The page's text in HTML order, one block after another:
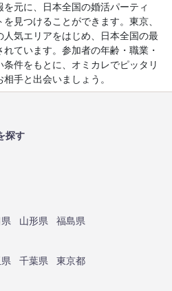
元に、日本全国の婚活パーティ
見つけることができます。東京、
気エリアをはじめ、日本全国の最
ています。参加者の年齢・職業・
件をもとに、オミカレでピッタリ
手と出会いましょう。
探す
山形県
福島県
千葉県
東京都